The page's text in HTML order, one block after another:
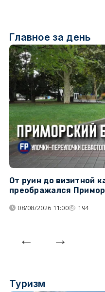
Главное за день
От руин до визитной
преображался
08/08/2026 11:00 194
Туризм